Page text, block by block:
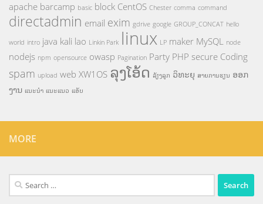
apache barcamp basic block CentOS Chester comma command
directadmin email exim gdrive google GROUP_CONCAT hello
world intro java kali lao Linkin Park linux LP maker MySQL node
nodejs npm opensource owasp Pagination Party PHP secure Coding
spam upload web XW1OS ລຸງໂອ້ດ ລ້ຽງລູກ ວິທະຍຸ ສາຍການຮຽນ ອອກ
ງານ ແນະນຳ ແນະແນວ ແອັບ
MORE
Search
for: